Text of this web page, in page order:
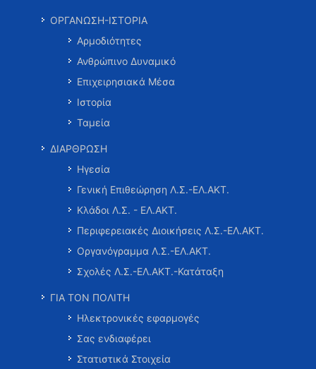
ΟΡΓΑΝΩΣΗ-ΙΣΤΟΡΙΑ
Αρμοδιότητες
Ανθρώπινο Δυναμικό
Επιχειρησιακά Μέσα
Ιστορία
Ταμεία
ΔΙΑΡΘΡΩΣΗ
Ηγεσία
Γενική Επιθεώρηση Λ.Σ.-ΕΛ.ΑΚΤ.
Κλάδοι Λ.Σ. - ΕΛ.ΑΚΤ.
Περιφερειακές Διοικήσεις Λ.Σ.-ΕΛ.ΑΚΤ.
Οργανόγραμμα Λ.Σ.-ΕΛ.ΑΚΤ.
Σχολές Λ.Σ.-ΕΛ.ΑΚΤ.-Κατάταξη
ΓΙΑ ΤΟΝ ΠΟΛΙΤΗ
Ηλεκτρονικές εφαρμογές
Σας ενδιαφέρει
Στατιστικά Στοιχεία